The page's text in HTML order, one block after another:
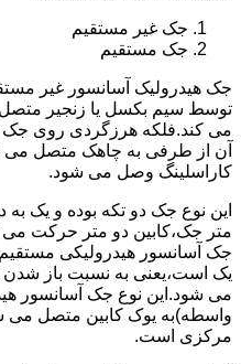
جک غیر مستقیم
جک مستقیم
جک هیدرولیک آسانسور غیر
توسط سیم بکسل یا زنجیر متصل
می کند.فلکه هرزگردی روی
آن از طرفی به چاهک متصل می
کاراسلینگ وصل می شود.
این نوع جک دو تکه بوده و یک
متر جک،کابین دو متر حرکت می
جک آسانسور هیدرولیکی
یک است،یعنی به نسبت باز شدن
می شود.این نوع جک آسانسور
واسطه)به یوک کابین متصل می
مرکزی است.